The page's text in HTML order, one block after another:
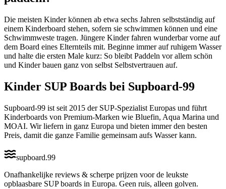
Die meisten Kinder können ab etwa sechs Jahren selbstständig auf
einem Kinderboard stehen, sofern sie schwimmen können und eine
Schwimmweste tragen. Jüngere Kinder fahren wunderbar vorne auf
dem Board eines Elternteils mit. Beginne immer auf ruhigem Wasser
und halte die ersten Male kurz: So bleibt Paddeln vor allem schön
und Kinder bauen ganz von selbst Selbstvertrauen auf.
Kinder SUP Boards bei Supboard-99
Supboard-99 ist seit 2015 der SUP-Spezialist Europas und führt
Kinderboards von Premium-Marken wie Bluefin, Aqua Marina und
MOAI. Wir liefern in ganz Europa und bieten immer den besten
Preis, damit die ganze Familie gemeinsam aufs Wasser kann.
supboard.99
Onafhankelijke reviews & scherpe prijzen voor de leukste
opblaasbare SUP boards in Europa. Geen ruis, alleen golven.